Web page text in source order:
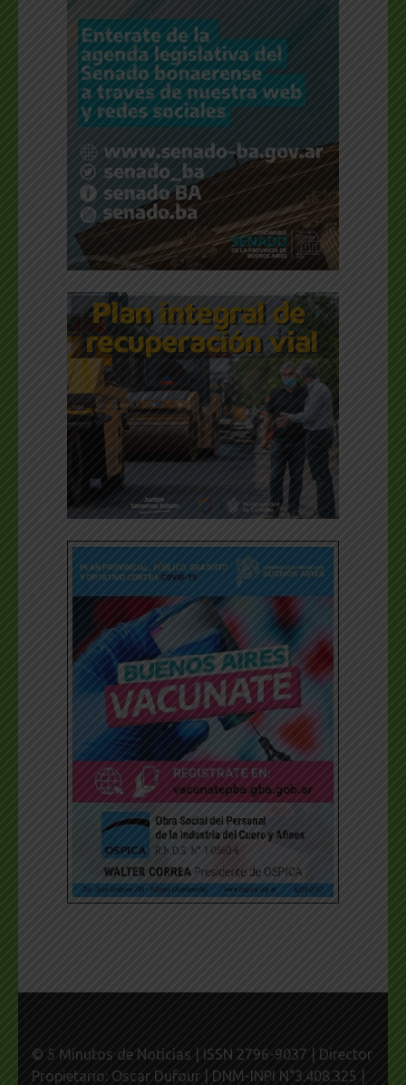
© 5 Minutos de Noticias | ISSN 2796-9037 | Director
Propietario: Oscar Dufour | DNM-INPI N°3.408.325 |